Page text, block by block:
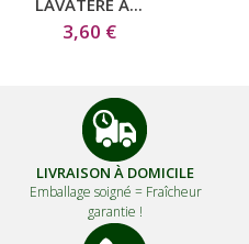
3,60 €
LIVRAISON À DOMICILE
Emballage soigné = Fraîcheur
garantie !